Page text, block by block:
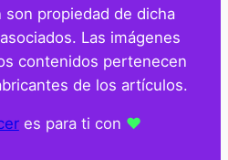
son propiedad de dicha
Las imágenes
contenidos pertenecen
de los artículos.
es para ti con ❤